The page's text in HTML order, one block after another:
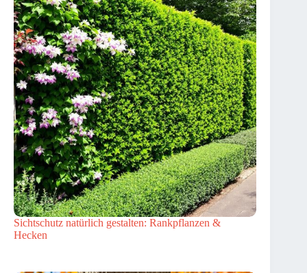
Sichtschutz natürlich gestalten: Rankpflanzen &
Hecken